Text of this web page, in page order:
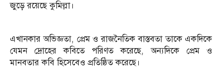
জুড়ে রয়েছে কুমিল্লা।
এখানকার অভিজ্ঞতা, প্রেম ও রাজনৈতিক বাস্তবতা তাকে একদিকে
যেমন দ্রোহের কবিতে পরিণত করেছে, অন্যদিকে প্রেম ও
মানবতার কবি হিসেবেও প্রতিষ্ঠিত করেছে।